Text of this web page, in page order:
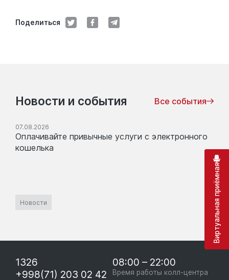
Поделиться
Новости и события Все события
07.08.2026
Оплачивайте привычные услуги с электронного
кошелька
Новости
1326
+998(71) 203 02 42
08:00 – 22:00
Время работы колл-центра
Виртуальная приёмная